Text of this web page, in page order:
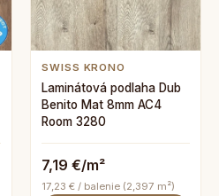
SWISS KRONO
Laminátová podlaha Dub
Benito Mat 8mm AC4
Room 3280
7,19 €/m²
17,23 € / balenie (2,397 m²)